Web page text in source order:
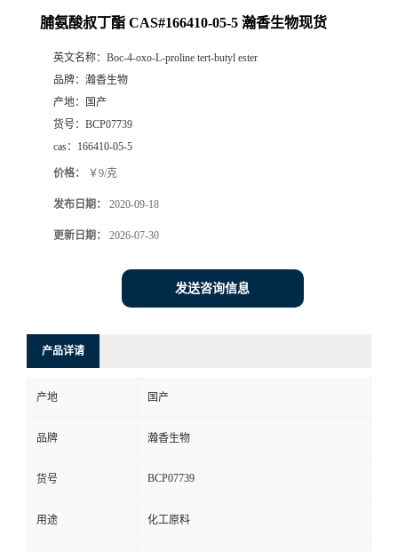
脯氨酸叔丁酯 CAS#166410-05-5 瀚香生物现货
英文名称： Boc-4-oxo-L-proline tert-butyl ester
品牌： 瀚香生物
产地：
国产
货号： BCP07739
cas： 166410-05-5
价格： ￥9/克
发布日期： 2020-09-18
更新日期： 2026-07-30
发送咨询信息
产品详请
产地 国产
品牌 瀚香生物
货号 BCP07739
用途 化工原料